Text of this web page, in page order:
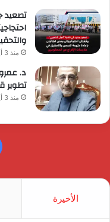
تصعيد
منذ 3 أيام
د.
تطوير
منذ 3 أيام
الأخيرة